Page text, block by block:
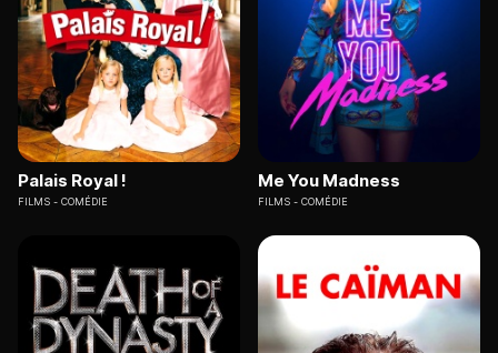
Palais Royal !
FILMS COMÉDIE
Me You Madness
FILMS COMÉDIE